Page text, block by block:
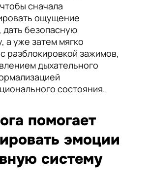
сначала
ощущение
дать безопасную
а уже затем мягко
разблокировкой зажимов,
дыхательного
состояния.
помогает
эмоции
систему